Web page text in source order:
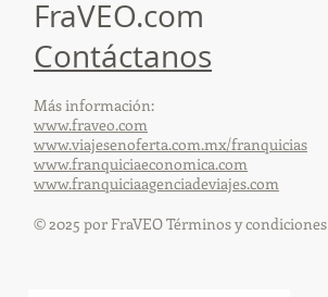
FraVEO.com
Contáctanos
Más información:
www.fraveo.com
www.viajesenoferta.com.mx/franquicias
www.franquiciaeconomica.com
www.franquiciaagenciadeviajes.com
© 2025 por FraVEO Términos y condiciones